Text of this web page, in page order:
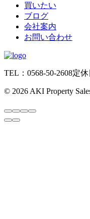
買いたい
ブログ
会社案内
お問い合わせ
TEL：0568-50-2608定休
© 2026 AKI Property